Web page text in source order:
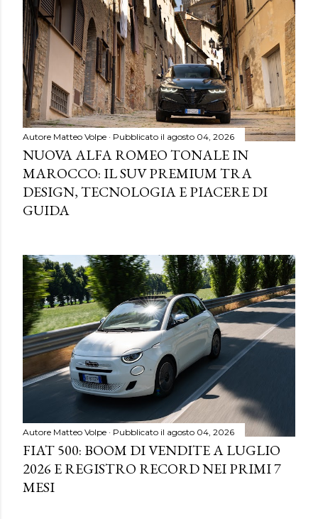
Autore Matteo Volpe Pubblicato il agosto 04, 2026
NUOVA ALFA ROMEO TONALE IN
MAROCCO: IL SUV PREMIUM TRA
DESIGN, TECNOLOGIA E PIACERE DI
GUIDA
Autore Matteo Volpe Pubblicato il agosto 04, 2026
FIAT 500: BOOM DI VENDITE A LUGLIO
2026 E REGISTRO RECORD NEI PRIMI 7
MESI